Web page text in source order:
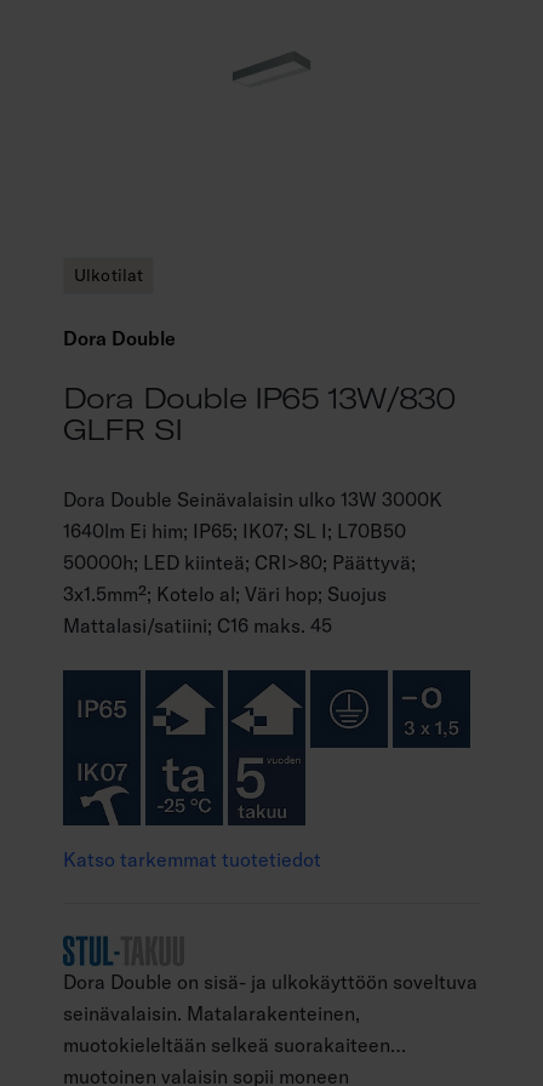
Ulkotilat
Dora Double
Dora Double IP65 13W/830
GLFR SI
Dora Double Seinävalaisin ulko 13W 3000K
1640lm Ei him; IP65; IK07; SL I; L70B50
50000h; LED kiinteä; CRI>80; Päättyvä;
3x1.5mm²; Kotelo al; Väri hop; Suojus
Mattalasi/satiini; C16 maks. 45
Katso tarkemmat tuotetiedot
Dora Double on sisä- ja ulkokäyttöön soveltuva
seinävalaisin. Matalarakenteinen,
muotokieleltään selkeä suorakaiteen
muotoinen valaisin sopii moneen